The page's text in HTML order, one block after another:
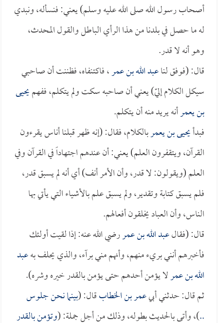
أصحاب رسول الله صلى الله عليه وسلم) يعني: فنسأله، ونبدي
له ما حصل في بلدنا من هذا الرأي الباطل والقول المحدث،
وهو أنه لا قدر.
قال: (فوفق لناعبد الله بن عمر، فاكتنفاه، فظننت أن صاحبي
سيكل الكلام إليّ) يعني أن صاحبه سكت ولم يتكلم، ففهميحيى
بن يعمرأنه يريد منه أن يتكلم.
فبدأيحيى بن يعمربالكلام، فقال: (إنه ظهر قبلنا أناس يقرءون
القرآن، ويتقفرون العلم) يعني: أن عندهم اجتهاداً في القرآن وفي
العلم (ويقولون: لا قدر، وأن الأمر أنف) أي أنه لم يسبق قدر،
فلم يسبق كتابة وتقدير، ولم يسبق علم بالأشياء التي يأتي بها
الناس، وأن العباد يخلقون أفعالهم.
قال: (فقالعبد الله بن عمررضي الله عنه: إذا لقيت أولئك
فأخبرهم أنني بريء منهم، وأنهم مني برآء، والذي يحلف بهعبد
الله بن عمرلا يؤمن أحدهم حتى يؤمن بالقدر خيره وشره).
ثم قال: حدثني أبيعمر بن الخطابقال: (بينما نحن جلوس
..)، وأتى بالحديث بطوله، وذلك من أجل جملة: (وتؤمن بالقدر